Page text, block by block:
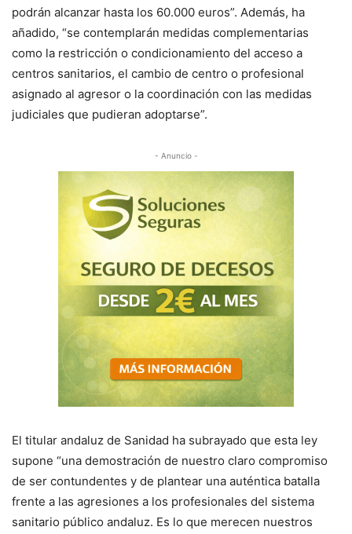
podrán alcanzar hasta los 60.000 euros”. Además, ha
añadido, “se contemplarán medidas complementarias
como la restricción o condicionamiento del acceso a
centros sanitarios, el cambio de centro o profesional
asignado al agresor o la coordinación con las medidas
judiciales que pudieran adoptarse”.
- Anuncio -
El titular andaluz de Sanidad ha subrayado que esta ley
supone “una demostración de nuestro claro compromiso
de ser contundentes y de plantear una auténtica batalla
frente a las agresiones a los profesionales del sistema
sanitario público andaluz. Es lo que merecen nuestros